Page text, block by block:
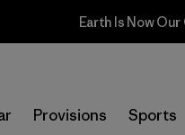
Provisions Sports